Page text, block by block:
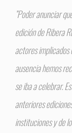
”Poder anunciar
edición de Ribera
actores
ausencia hemos
se iba a celebrar.
anteriores
instituciones y de